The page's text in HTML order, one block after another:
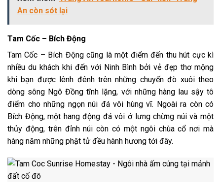
An còn sót lại
Tam Cốc – Bích Động
Tam Cốc – Bích Động cũng là một điểm đến thu hút cực kì
nhiều du khách khi đến với Ninh Bình bởi vẻ đẹp thơ mộng
khi bạn được lênh đênh trên những chuyến đò xuôi theo
dòng sông Ngô Đồng tĩnh lặng, với những hàng lau sậy tô
điểm cho những ngọn núi đá vôi hùng vĩ. Ngoài ra còn có
Bích Động, một hang động đá vôi ở lưng chừng núi và một
thủy động, trên đỉnh núi còn có một ngôi chùa cổ nơi mà
hàng năm những phật tử đều hành hương tới đây.